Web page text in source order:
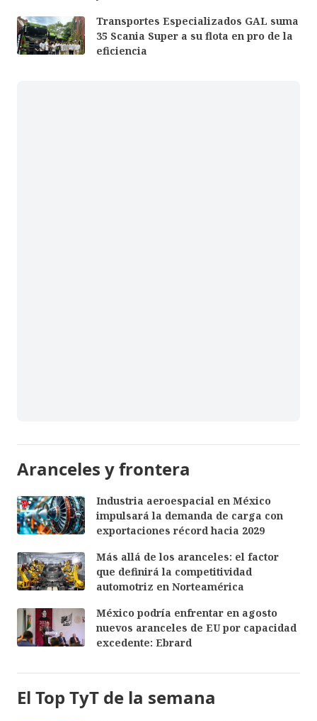
Transportes Especializados GAL suma
35 Scania Super a su flota en pro de la
eficiencia
Aranceles y frontera
Industria aeroespacial en México
impulsará la demanda de carga con
exportaciones récord hacia 2029
Más allá de los aranceles: el factor
que definirá la competitividad
automotriz en Norteamérica
México podría enfrentar en agosto
nuevos aranceles de EU por capacidad
excedente: Ebrard
El Top TyT de la semana